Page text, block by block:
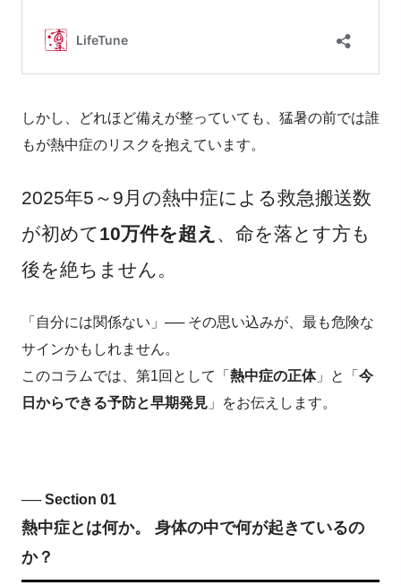
しかし、どれほど備えが整っていても、猛暑の前では誰
もが熱中症のリスクを抱えています。
2025年5 ～ 9 月の熱中症による救急搬送数
が初めて10万件を超え
、命を落とす方も
後を絶ちません。
「自分には関係ない」 ── その思い込みが、最も危険な
サインかもしれません。
このコラムでは、第1回として「 熱中症の正体」と「 今
日からできる予防と早期発見」をお伝えします。
── Section 01
熱中症とは何か。 身体の中で何が起きているの
か？